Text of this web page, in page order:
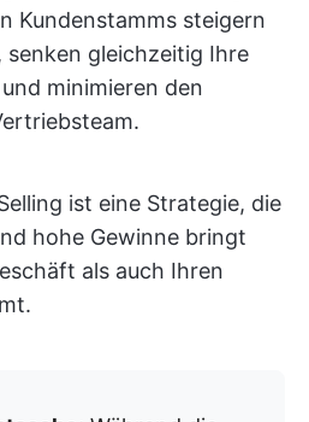
Kundenstamms steigern
senken gleichzeitig Ihre
minimieren den
ist eine Strategie, die
hohe Gewinne bringt
als auch Ihren